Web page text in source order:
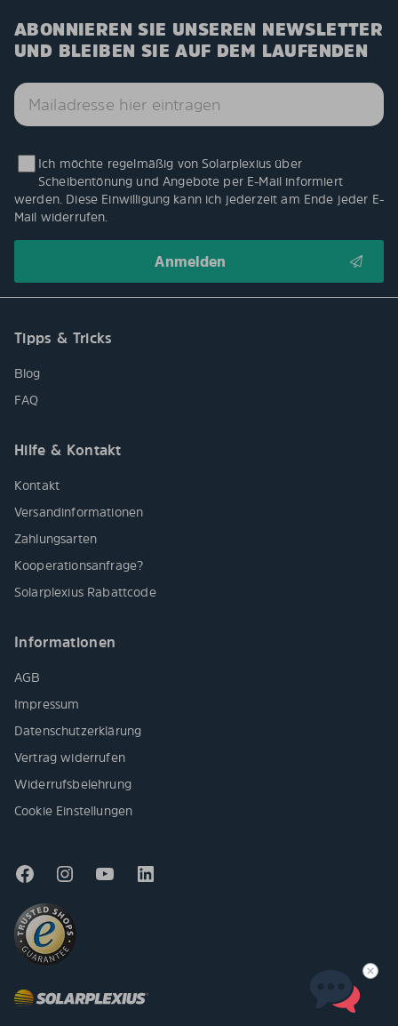
ABONNIEREN SIE UNSEREN NEWSLETTER
UND BLEIBEN SIE AUF DEM LAUFENDEN
Ich möchte regelmäßig von Solarplexius über
Scheibentönung und Angebote per E-Mail informiert
werden. Diese Einwilligung kann ich jederzeit am Ende jeder E-
Mail widerrufen.
Tipps & Tricks
Blog
FAQ
Hilfe & Kontakt
Kontakt
Versandinformationen
Zahlungsarten
Kooperationsanfrage?
Solarplexius Rabattcode
Informationen
AGB
Impressum
Datenschutzerklärung
Vertrag widerrufen
Widerrufsbelehrung
Cookie Einstellungen